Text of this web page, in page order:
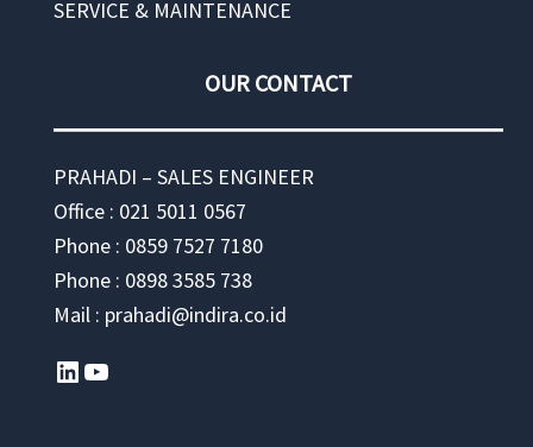
SERVICE & MAINTENANCE
OUR CONTACT
PRAHADI – SALES ENGINEER
Office : 021 5011 0567
Phone : 0859 7527 7180
Phone : 0898 3585 738
Mail : prahadi@indira.co.id
LinkedIn YouTube